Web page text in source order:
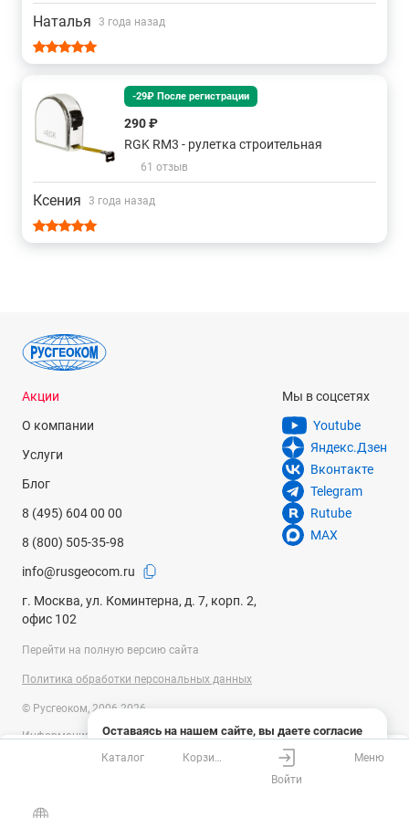
Наталья 3 года назад
-29₽ После регистрации
290 ₽
RGK RM3 - рулетка строительная
61 отзыв
Ксения 3 года назад
Оставаясь на нашем сайте, вы даете согласие
на использование файлов cookies и сбор данных
системами веб-аналитики
Акции
О компании
Услуги
Блог
8 (495) 604 00 00
8 (800) 505-35-98
info@rusgeocom.ru
г. Москва, ул. Коминтерна, д. 7, корп. 2,
офис 102
Мы в соцсетях
Youtube
Яндекс.Дзен
Вконтакте
Telegram
Rutube
MAX
Перейти на полную версию сайта
Политика обработки персональных данных
© Русгеоком, 2006-2026
Информация на сайте носит справочный характер и не является
публичной офертой, определяемой положениями Статьи 437
Гражданского кодекса Российской Федерации. Технические
изменены производителем без предварительного уведомления.
Каталог
Корзина
Войти
Меню